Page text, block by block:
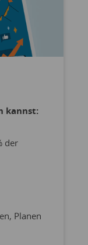
kannst:
der
Planen